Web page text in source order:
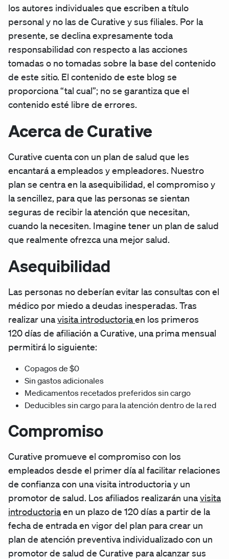
los autores individuales que escriben a título
personal y no las de Curative y sus filiales. Por la
presente, se declina expresamente toda
responsabilidad con respecto a las acciones
tomadas o no tomadas sobre la base del contenido
de este sitio. El contenido de este blog se
proporciona “tal cual”; no se garantiza que el
contenido esté libre de errores.
Acerca de Curative
Curative cuenta con un plan de salud que les
encantará a empleados y empleadores. Nuestro
plan se centra en la asequibilidad, el compromiso y
la sencillez, para que las personas se sientan
seguras de recibir la atención que necesitan,
cuando la necesiten. Imagine tener un plan de salud
que realmente ofrezca una mejor salud.
Asequibilidad
Las personas no deberían evitar las consultas con el
médico por miedo a deudas inesperadas. Tras
realizar unavisita introductoriaen los primeros
120 días de afiliación a Curative, una prima mensual
permitirá lo siguiente:
Copagos de $0
Sin gastos adicionales
Medicamentos recetados preferidos sin cargo
Deducibles sin cargo para la atención dentro de la red
Compromiso
Curative promueve el compromiso con los
empleados desde el primer día al facilitar relaciones
de confianza con una visita introductoria y un
promotor de salud. Los afiliados realizarán unavisita
introductoriaen un plazo de 120 días a partir de la
fecha de entrada en vigor del plan para crear un
plan de atención preventiva individualizado con un
promotor de salud de Curative para alcanzar sus